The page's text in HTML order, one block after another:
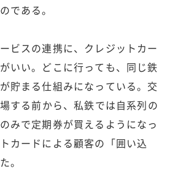
である。
ビスの連携に、クレジットカー
いい。どこに行っても、同じ鉄
貯まる仕組みになっている。交
する前から、私鉄では自系列の
みで定期券が買えるようになっ
カードによる顧客の「囲い込
。